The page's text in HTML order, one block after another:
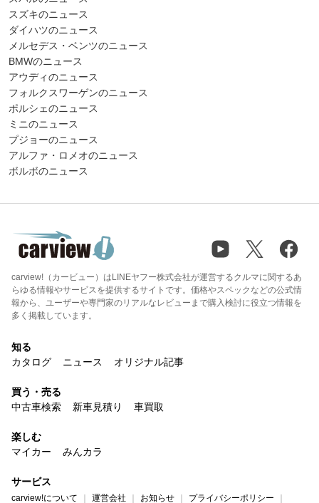
スズキのニュース
ダイハツのニュース
メルセデス・ベンツのニュース
BMWのニュース
アウディのニュース
フォルクスワーゲンのニュース
ポルシェのニュース
ミニのニュース
プジョーのニュース
アルファ・ロメオのニュース
ボルボのニュース
carview!（カービュー）はLINEヤフー株式会社が運営するクルマに関するあ
らゆる情報やサービスを提供するサイトです。価格やスペックなどの公式情
報から、ユーザーや専門家のリアルなレビューまで購入検討に役立つ情報を
多く掲載しています。
知る
カタログ
ニュース オリジナル記事
買う・売る
中古車検索
新車見積り 車買取
楽しむ
マイカー
みんカラ
サービス
carview!について 運営会社 お知らせ プライバシーポリシー